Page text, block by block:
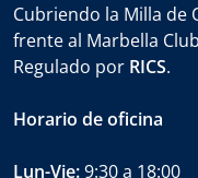
Cubriendo la Milla de
frente al Marbella
Regulado por RICS.
Horario de oficina
Lun-Vie:9:30 a 18:00